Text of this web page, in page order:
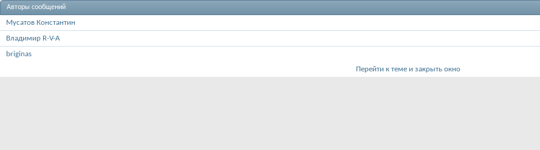
Авторы сообщений
Мусатов Константин
Владимир R-V-A
briginas
Перейти к теме и закрыть окно